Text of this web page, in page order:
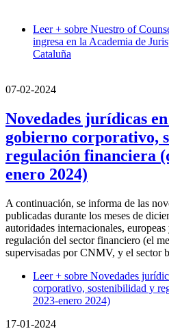
Leer + sobre Nuestro of
ingresa en la Academia de
Cataluña
07-02-2024
Novedades jurídicas
gobierno corporativo,
regulación financiera
enero 2024)
A continuación, se informa de las
publicadas durante los meses de
autoridades internacionales,
regulación del sector financiero (el
supervisadas por CNMV, y el sector
Leer + sobre Novedades
corporativo, sostenibilidad y
2023-enero 2024)
17-01-2024